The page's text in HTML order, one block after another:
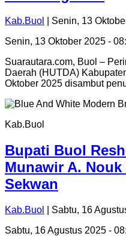
Kab.Buol
| Senin, 13
Senin, 13 Oktober 2025 -
Suarautara.com, Buol –
Daerah (HUTDA)
Oktober 2025 disambut
Kab.Buol
Bupati Buol
Munawir A.
Sekwan
Kab.Buol
| Sabtu, 16
Sabtu, 16 Agustus 2025 -